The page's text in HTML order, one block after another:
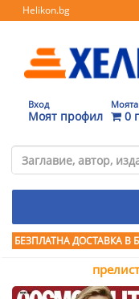
Helikon.bg
Вход
Моят профил 0
БЕЗПЛАТНА ДОСТАВКА В